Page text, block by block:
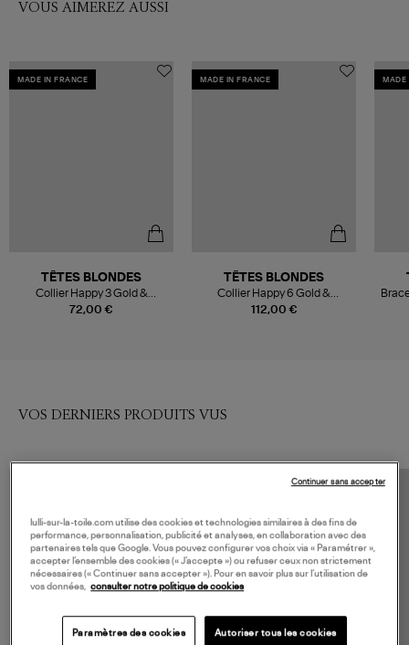
VOUS AIMEREZ AUSSI
MADE IN FRANCE
72,00 €
TÊTES BLONDES
Collier Happy 3 Gold &
Multicolore
MADE IN FRANCE
112,00 €
TÊTES BLONDES
Collier Happy 6 Gold &
Multicolore
MADE
VOS DERNIERS PRODUITS VUS
lulli-sur-la-toile.com utilise des cookies et technologies similaires à des fins de
performance, personnalisation, publicité et analyses, en collaboration avec des
partenaires tels que Google. Vous pouvez configurer vos choix via « Paramétrer »,
accepter l’ensemble des cookies (« J’accepte ») ou refuser ceux non strictement
nécessaires (« Continuer sans accepter »). Pour en savoir plus sur l’utilisation de
vos données, consulter notre politique de cookies
Paramètres des cookies Autoriser tous les cookies
Continuer sans accepter